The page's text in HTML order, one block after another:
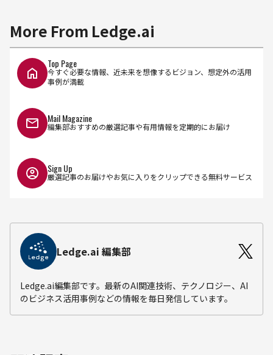
More From Ledge.ai
Top Page
今すぐ必要な情報、近未来を想像するビジョン、想定外の活用
事例が満載
Mail Magazine
編集部おすすめの厳選記事や有用情報を定期的にお届け
Sign Up
厳選記事のお届けやお気に入りをクリップできる無料サービス
Ledge.ai 編集部
Ledge.ai編集部です。最新のAI関連技術、テクノロジー、AI
のビジネス活用事例などの情報を毎日発信しています。